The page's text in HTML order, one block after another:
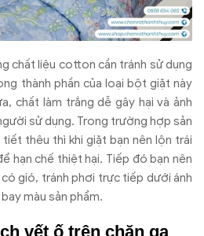
chất liệu cotton cần tránh sử dụng
thành phần của loại bột giặt này
chất làm trắng dễ gây hại và ảnh
sử dụng. Trong trường hợp sản
thêu thì khi giặt bạn nên lộn trái
hạn chế thiệt hại. Tiếp đó bạn nên
gió, tránh phơi trực tiếp dưới ánh
màu sản phẩm.
vết ố trên chăn ga